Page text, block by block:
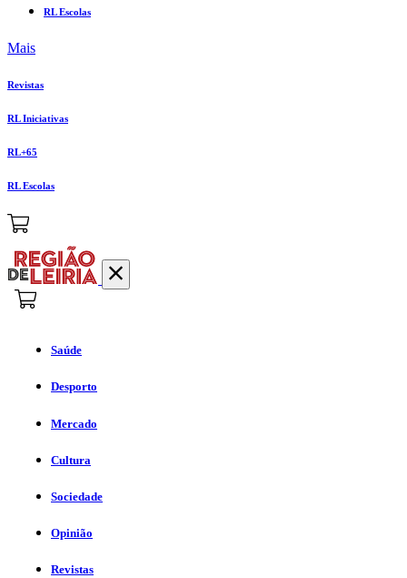
RL Escolas
Mais
Revistas
RL Iniciativas
RL+65
RL Escolas
Saúde
Desporto
Mercado
Cultura
Sociedade
Opinião
Revistas